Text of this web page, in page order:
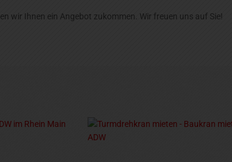
wir Ihnen ein Angebot zukommen. Wir freuen uns auf Sie!